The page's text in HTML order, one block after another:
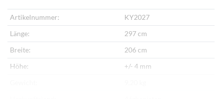
Artikelnummer:
KY2027
Länge:
297 cm
Breite:
206 cm
Höhe:
+/- 4 mm